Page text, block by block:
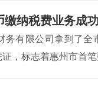
缴纳税费业务成
务有限公司拿到了全
，标志着惠州市首